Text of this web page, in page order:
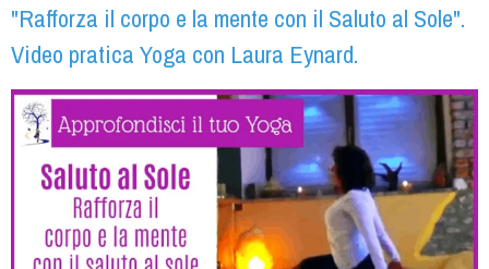
"Rafforza il corpo e la mente con il Saluto al Sole".
Video pratica Yoga con Laura Eynard.